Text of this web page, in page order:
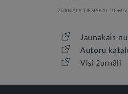
ŽURNĀLS TIESISKAI DOMAI
Jaunākais
Autoru
Visi žurnāli